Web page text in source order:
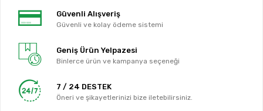
Güvenli Alışveriş
Güvenli ve kolay ödeme sistemi
Geniş Ürün Yelpazesi
Binlerce ürün ve kampanya seçeneği
7 / 24 DESTEK
Öneri ve şikayetlerinizi bize iletebilirsiniz.